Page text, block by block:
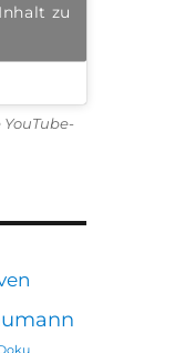
zu